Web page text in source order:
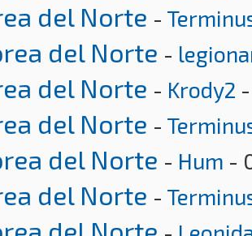
del Norte -
del Norte -
del Norte - Krody2
del Norte -
del Norte - Hum -
del Norte -